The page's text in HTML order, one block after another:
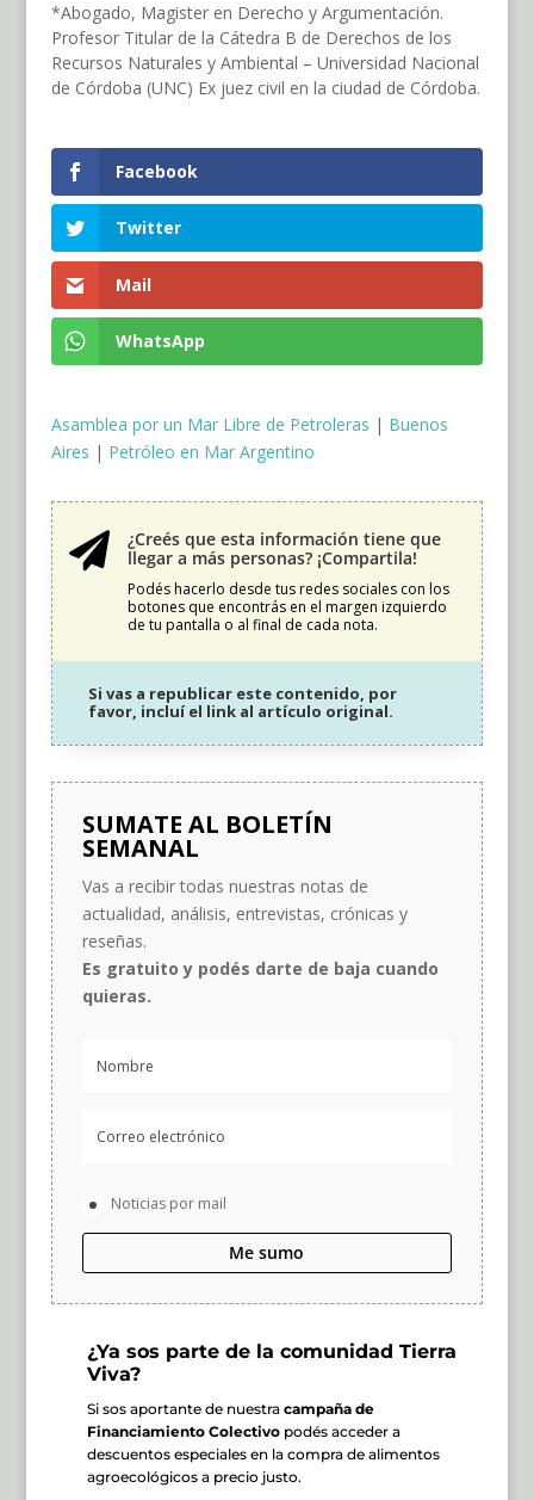
*Abogado, Magister en Derecho y Argumentación.
Profesor Titular de la Cátedra B de Derechos de los
Recursos Naturales y Ambiental – Universidad Nacional
de Córdoba (UNC) Ex juez civil en la ciudad de Córdoba.
Facebook
Twitter
Mail
WhatsApp
Asamblea por un Mar Libre de Petroleras | Buenos
Aires | Petróleo en Mar Argentino

¿Creés que esta información tiene que
llegar a más personas? ¡Compartila!
Podés hacerlo desde tus redes sociales con los
botones que encontrás en el margen izquierdo
de tu pantalla o al final de cada nota.
Si vas a republicar este contenido, por
favor, incluí el link al artículo original.
SUMATE AL BOLETÍN
SEMANAL
Vas a recibir todas nuestras notas de
actualidad, análisis, entrevistas, crónicas y
reseñas.
Es gratuito y podés darte de baja cuando
quieras.
Noticias por mail
Me sumo
¿Ya sos parte de la comunidad Tierra
Viva?
Si sos aportante de nuestra campaña de
Financiamiento Colectivopodés acceder a
descuentos especiales en la compra de alimentos
agroecológicos a precio justo.